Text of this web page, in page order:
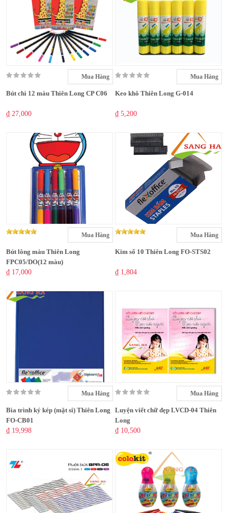
Mua Hàng
Bút chì 12 màu Thiên Long CP C06
₫ 27,000
Mua Hàng
Keo khô Thiên Long G-014
₫ 5,200
Mua Hàng
Bút lông màu Thiên Long
FPC05/DO(12 màu)
₫ 17,000
Mua Hàng
Kim số 10 Thiên Long FO-STS02
₫ 1,804
Mua Hàng
Bìa trình ký kép (mặt si) Thiên Long
FO-CB01
₫ 19,998
Mua Hàng
Luyện viết chữ đẹp LVCD-04 Thiên
Long
₫ 10,500